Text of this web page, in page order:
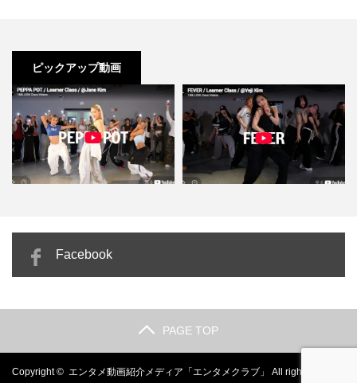
ピックアップ動画
Yeji Kim「FEVER」激しくないの
Facebook
PAGE TOP
Copyright © エンタメ動画紹介メディア「エンタメクラブ」
All rights